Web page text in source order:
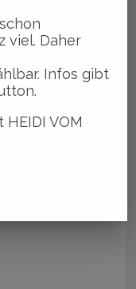
viel. Daher
Infos gibt
VOM